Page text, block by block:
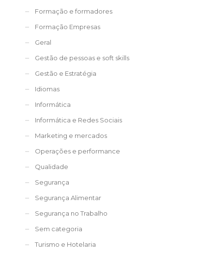
Formação e formadores
Formação Empresas
Geral
Gestão de pessoas e soft skills
Gestão e Estratégia
Idiomas
Informática
Informática e Redes Sociais
Marketing e mercados
Operações e performance
Qualidade
Segurança
Segurança Alimentar
Segurança no Trabalho
Sem categoria
Turismo e Hotelaria